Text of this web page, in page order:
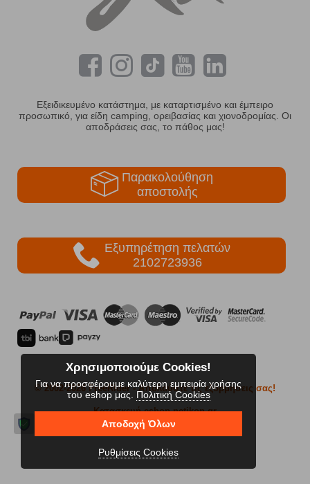
Εξειδικευμένο κατάστημα, με καταρτισμένο και έμπειρο
προσωπικό, για είδη camping, ορειβασίας και χιονοδρομίας. Οι
αποδράσεις σας, το πάθος μας!
Παρακολούθηση
αποστολής
Εξυπηρέτηση πελατών
2102723936
© 2002-2026 FreeRider- Απολαύστε τις εξορμήσεις σας!
Κατασκευή eshop netikon.gr
Χρησιμοποιούμε Cookies!
Για να προσφέρουμε καλύτερη εμπειρία χρήσης
του eshop μας. Πολιτική Cookies
Αποδοχή Όλων
Ρυθμίσεις Cookies